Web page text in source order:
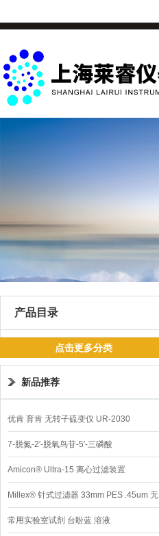
产品目录
点击更多分类
新品推荐
优肯 育肯 无转子硫变仪 UR-2030
7-脱氮-2′-脱氧鸟苷-5′-三磷酸
Amicon® Ultra-15 离心过滤装置
Millex® 针式过滤器 33mm PES .45um 无
菌
常用实验室试剂 台盼蓝 溶液